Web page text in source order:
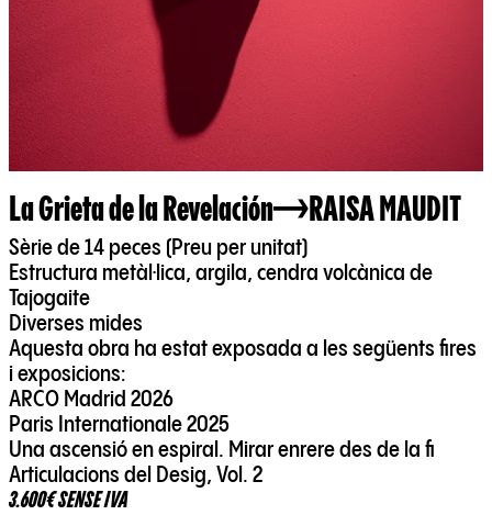
La Grieta de la Revelación RAISA MAUDIT
Sèrie de 14 peces (Preu per unitat)
Estructura metàl·lica, argila, cendra volcànica de
Tajogaite
Diverses mides
Aquesta obra ha estat exposada a les següents fires
i exposicions:
ARCO Madrid 2026
Paris Internationale 2025
Una ascensió en espiral. Mirar enrere des de la fi
Articulacions del Desig, Vol. 2
3.600€ SENSE IVA